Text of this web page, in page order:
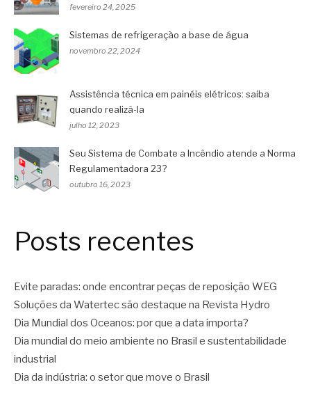
fevereiro 24, 2025
Sistemas de refrigeração a base de água
novembro 22, 2024
Assistência técnica em painéis elétricos: saiba
quando realizá-la
julho 12, 2023
Seu Sistema de Combate a Incêndio atende a Norma
Regulamentadora 23?
outubro 16, 2023
Posts recentes
Evite paradas: onde encontrar peças de reposição WEG
Soluções da Watertec são destaque na Revista Hydro
Dia Mundial dos Oceanos: por que a data importa?
Dia mundial do meio ambiente no Brasil e sustentabilidade
industrial
Dia da indústria: o setor que move o Brasil